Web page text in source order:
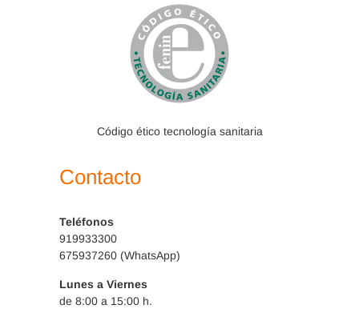
Código ético tecnología sanitaria
Contacto
Teléfonos
919933300
675937260 (WhatsApp)
Lunes a Viernes
de 8:00 a 15:00 h.